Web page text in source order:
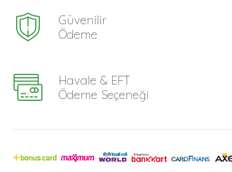
Güvenilir
Ödeme
Havale & EFT
Ödeme Seçeneği